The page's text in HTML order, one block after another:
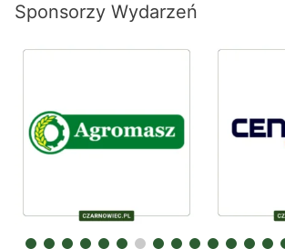
Sponsorzy Wydarzeń